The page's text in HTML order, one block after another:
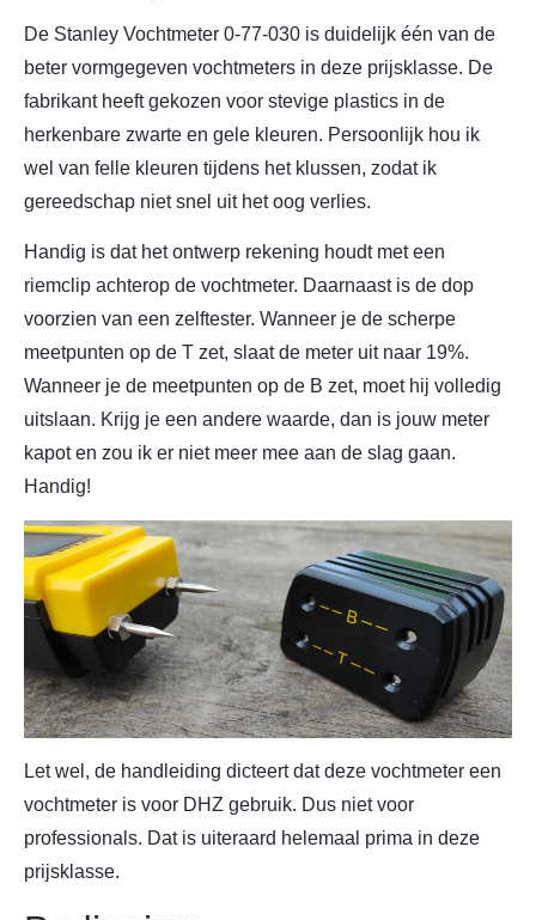
De Stanley Vochtmeter 0-77-030 is duidelijk één van de
beter vormgegeven vochtmeters in deze prijsklasse. De
fabrikant heeft gekozen voor stevige plastics in de
herkenbare zwarte en gele kleuren. Persoonlijk hou ik
wel van felle kleuren tijdens het klussen, zodat ik
gereedschap niet snel uit het oog verlies.
Handig is dat het ontwerp rekening houdt met een
riemclip achterop de vochtmeter. Daarnaast is de dop
voorzien van een zelftester. Wanneer je de scherpe
meetpunten op de T zet, slaat de meter uit naar 19%.
Wanneer je de meetpunten op de B zet, moet hij volledig
uitslaan. Krijg je een andere waarde, dan is jouw meter
kapot en zou ik er niet meer mee aan de slag gaan.
Handig!
Let wel, de handleiding dicteert dat deze vochtmeter een
vochtmeter is voor DHZ gebruik. Dus niet voor
professionals. Dat is uiteraard helemaal prima in deze
prijsklasse.